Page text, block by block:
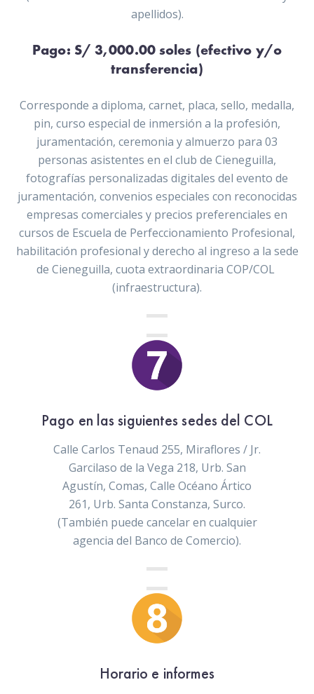
apellidos).
Pago: S/ 3,000.00 soles (efectivo y/o
transferencia)
Corresponde a diploma, carnet, placa, sello, medalla,
pin, curso especial de inmersión a la profesión,
juramentación, ceremonia y almuerzo para 03
personas asistentes en el club de Cieneguilla,
fotografías personalizadas digitales del evento de
juramentación, convenios especiales con reconocidas
empresas comerciales y precios preferenciales en
cursos de Escuela de Perfeccionamiento Profesional,
habilitación profesional y derecho al ingreso a la sede
de Cieneguilla, cuota extraordinaria COP/COL
(infraestructura).
Pago en las siguientes sedes del COL
Calle Carlos Tenaud 255, Miraflores / Jr.
Garcilaso de la Vega 218, Urb. San
Agustín, Comas, Calle Océano Ártico
261, Urb. Santa Constanza, Surco.
(También puede cancelar en cualquier
agencia del Banco de Comercio).
Horario e informes